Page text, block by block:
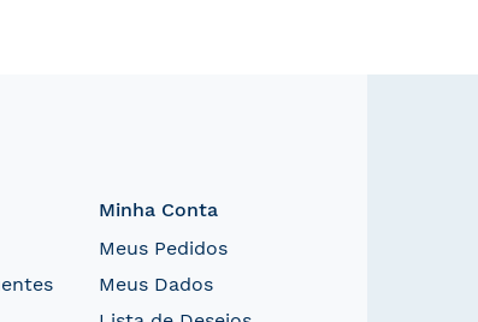
Minha Conta
Meus Pedidos
Meus Dados